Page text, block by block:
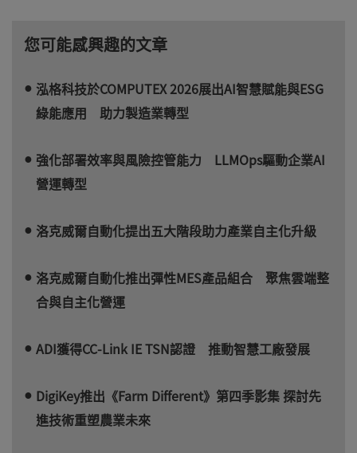
您可能感興趣的文章
泓格科技於COMPUTEX 2026展出AI智慧賦能與ESG
綠能應用 助力製造業轉型
強化部署效率與風險控管能力 LLMOps驅動企業AI
營運轉型
洛克威爾自動化提出五大階段助力產業自主化升級
洛克威爾自動化推出彈性MES產品組合 聚焦雲端整
合與自主化營運
ADI獲得CC-Link IE TSN認證 推動智慧工廠發展
DigiKey推出《Farm Different》第四季影集 探討先
進技術重塑農業未來